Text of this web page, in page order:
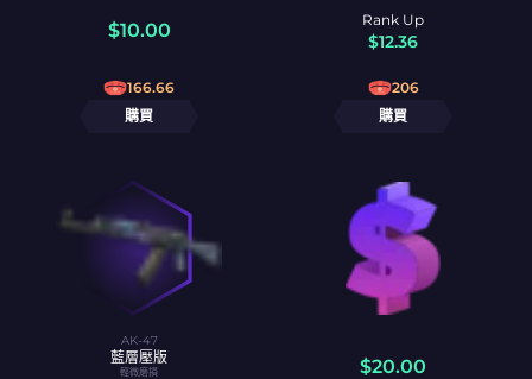
$10.00
166.66
購買
Rank Up
$12.36
206
購買
AK-47
藍層壓版
輕微磨損 $20.00